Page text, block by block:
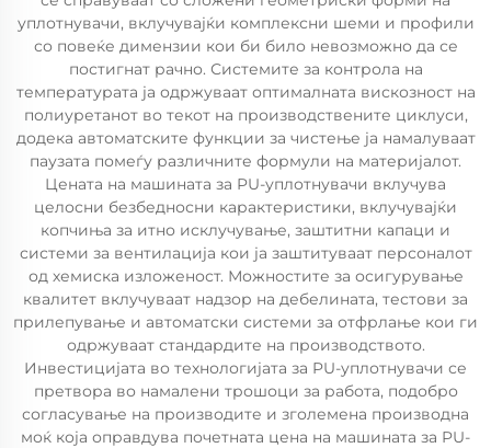
уплотнувачи, вклучувајќи комплексни шеми и профили
со повеќе димензии кои би било невозможно да се
постигнат рачно. Системите за контрола на
температурата ја одржуваат оптималната вискозност на
полиуретанот во текот на производствените циклуси,
додека автоматските функции за чистење ја намалуваат
паузата помеѓу различните формули на материјалот.
Цената на машината за PU-уплотнувачи вклучува
целосни безбедносни карактеристики, вклучувајќи
копчиња за итно исклучување, заштитни капаци и
системи за вентилација кои ја заштитуваат персоналот
од хемиска изложеност. Можностите за осигурување
квалитет вклучуваат надзор на дебелината, тестови за
прилепување и автоматски системи за отфрлање кои ги
одржуваат стандардите на производството.
Инвестицијата во технологијата за PU-уплотнувачи се
претвора во намалени трошоци за работа, подобро
согласување на производите и зголемена производна
моќ која оправдува почетната цена на машината за PU-